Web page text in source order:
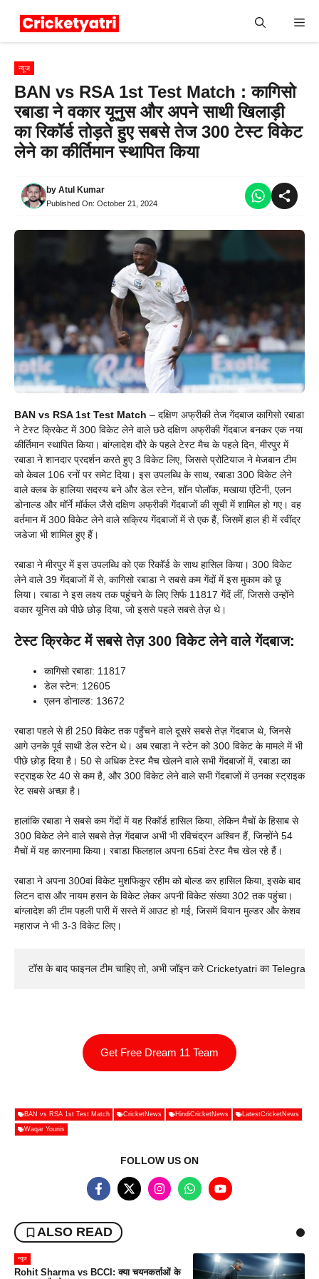
न्यूज
BAN vs RSA 1st Test Match : कागिसो
रबाडा ने वकार यूनुस और अपने साथी खिलाड़ी
का रिकॉर्ड तोड़ते हुए सबसे तेज 300 टेस्ट विकेट
लेने का कीर्तिमान स्थापित किया
by Atul Kumar
Published On: October 21, 2024
BAN vs RSA 1st Test Match – दक्षिण अफ्रीकी तेज गेंदबाज कागिसो रबाडा
ने टेस्ट क्रिकेट में 300 विकेट लेने वाले छठे दक्षिण अफ्रीकी गेंदबाज बनकर एक नया
कीर्तिमान स्थापित किया। बांग्लादेश दौरे के पहले टेस्ट मैच के पहले दिन, मीरपुर में
रबाडा ने शानदार प्रदर्शन करते हुए 3 विकेट लिए, जिससे प्रोटियाज ने मेजबान टीम
को केवल 106 रनों पर समेट दिया। इस उपलब्धि के साथ, रबाडा 300 विकेट लेने
वाले क्लब के हालिया सदस्य बने और डेल स्टेन, शॉन पोलॉक, मखाया एंटिनी, एलन
डोनाल्ड और मॉर्ने मॉर्कल जैसे दक्षिण अफ्रीकी गेंदबाजों की सूची में शामिल हो गए। वह
वर्तमान में 300 विकेट लेने वाले सक्रिय गेंदबाजों में से एक हैं, जिसमें हाल ही में रवींद्र
जडेजा भी शामिल हुए हैं।
रबाडा ने मीरपुर में इस उपलब्धि को एक रिकॉर्ड के साथ हासिल किया। 300 विकेट
लेने वाले 39 गेंदबाजों में से, कागिसो रबाडा ने सबसे कम गेंदों में इस मुकाम को छू
लिया। रबाडा ने इस लक्ष्य तक पहुंचने के लिए सिर्फ 11817 गेंदें लीं, जिससे उन्होंने
वकार यूनिस को पीछे छोड़ दिया, जो इससे पहले सबसे तेज़ थे।
टेस्ट क्रिकेट में सबसे तेज़ 300 विकेट लेने वाले गेंदबाज:
कागिसो रबाडा: 11817
डेल स्टेन: 12605
एलन डोनाल्ड: 13672
रबाडा पहले से ही 250 विकेट तक पहुँचने वाले दूसरे सबसे तेज़ गेंदबाज थे, जिनसे
आगे उनके पूर्व साथी डेल स्टेन थे। अब रबाडा ने स्टेन को 300 विकेट के मामले में भी
पीछे छोड़ दिया है। 50 से अधिक टेस्ट मैच खेलने वाले सभी गेंदबाजों में, रबाडा का
स्ट्राइक रेट 40 से कम है, और 300 विकेट लेने वाले सभी गेंदबाजों में उनका स्ट्राइक
रेट सबसे अच्छा है।
हालांकि रबाडा ने सबसे कम गेंदों में यह रिकॉर्ड हासिल किया, लेकिन मैचों के हिसाब से
300 विकेट लेने वाले सबसे तेज़ गेंदबाज अभी भी रविचंद्रन अश्विन हैं, जिन्होंने 54
मैचों में यह कारनामा किया। रबाडा फिलहाल अपना 65वां टेस्ट मैच खेल रहे हैं।
रबाडा ने अपना 300वां विकेट मुशफिकुर रहीम को बोल्ड कर हासिल किया, इसके बाद
लिटन दास और नायम हसन के विकेट लेकर अपनी विकेट संख्या 302 तक पहुंचा।
बांग्लादेश की टीम पहली पारी में सस्ते में आउट हो गई, जिसमें वियान मुल्डर और केशव
महाराज ने भी 3-3 विकेट लिए।
टॉस के बाद फाइनल टीम चाहिए तो, अभी जॉइन करे Cricketyatri का
Get Free Dream 11 Team
BAN vs RSA 1st Test Match CricketNews HindiCricketNews LatestCricketNews
Waqar Younis
FOLLOW US ON
ALSO READ
न्यूज
Rohit Sharma vs BCCI: क्या चयनकर्ताओं के